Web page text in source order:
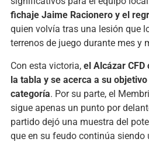
fichaje Jaime Racionero y el
quien volvía tras una lesión que
terrenos de juego durante mes y
Con esta victoria, el Alcázar
la tabla y se acerca a su
categoría. Por su parte, el
sigue apenas un punto por
partido dejó una muestra del
que en su feudo continúa